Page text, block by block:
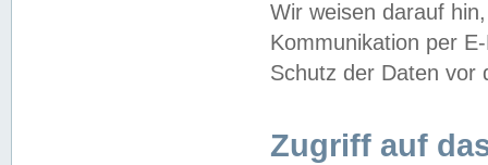
Wir weisen darauf
Kommunikation per
Schutz der Daten vor
Zugriff auf